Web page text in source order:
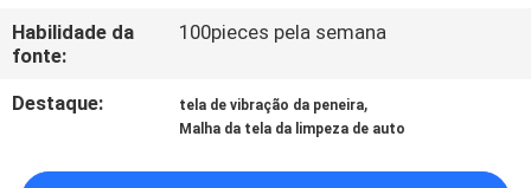
PEÇA
UMAS
Habilidade da
fonte:
100pieces pela semana
Destaque: tela de vibração da peneira,
Malha da tela da limpeza de auto